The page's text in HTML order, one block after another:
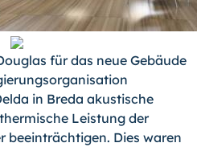
für das neue Gebäude
in Breda akustische
Leistung der
beeinträchtigen. Dies waren